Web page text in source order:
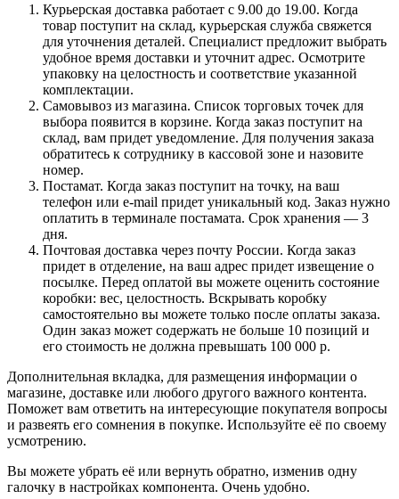
Курьерская доставка работает с 9.00 до 19.00. Когда
товар поступит на склад, курьерская служба свяжется
для уточнения деталей. Специалист предложит выбрать
удобное время доставки и уточнит адрес. Осмотрите
упаковку на целостность и соответствие указанной
комплектации.
Самовывоз из магазина. Список торговых точек для
выбора появится в корзине. Когда заказ поступит на
склад, вам придет уведомление. Для получения заказа
обратитесь к сотруднику в кассовой зоне и назовите
номер.
Постамат. Когда заказ поступит на точку, на ваш
телефон или e-mail придет уникальный код. Заказ нужно
оплатить в терминале постамата. Срок хранения — 3
дня.
Почтовая доставка через почту России. Когда заказ
придет в отделение, на ваш адрес придет извещение о
посылке. Перед оплатой вы можете оценить состояние
коробки: вес, целостность. Вскрывать коробку
самостоятельно вы можете только после оплаты заказа.
Один заказ может содержать не больше 10 позиций и
его стоимость не должна превышать 100 000 р.
Дополнительная вкладка, для размещения информации о
магазине, доставке или любого другого важного контента.
Поможет вам ответить на интересующие покупателя вопросы
и развеять его сомнения в покупке. Используйте её по своему
усмотрению.
Вы можете убрать её или вернуть обратно, изменив одну
галочку в настройках компонента. Очень удобно.